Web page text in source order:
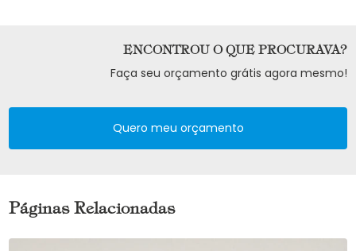
ENCONTROU O QUE PROCURAVA?
Faça seu orçamento grátis agora mesmo!
Quero meu orçamento
Páginas Relacionadas